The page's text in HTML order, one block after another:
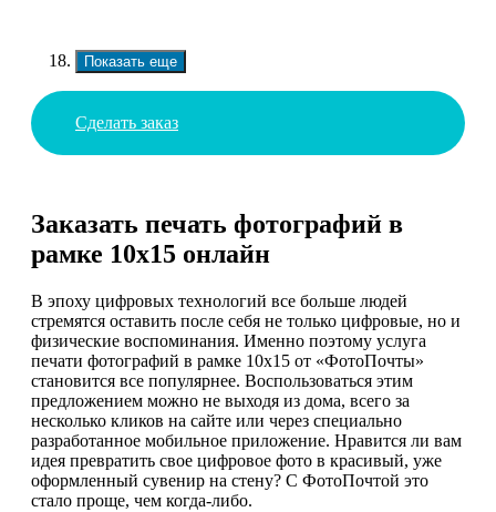
Показать еще
Сделать заказ
Заказать печать фотографий в
рамке 10х15 онлайн
В эпоху цифровых технологий все больше людей
стремятся оставить после себя не только цифровые, но и
физические воспоминания. Именно поэтому услуга
печати фотографий в рамке 10х15 от «ФотоПочты»
становится все популярнее. Воспользоваться этим
предложением можно не выходя из дома, всего за
несколько кликов на сайте или через специально
разработанное мобильное приложение. Нравится ли вам
идея превратить свое цифровое фото в красивый, уже
оформленный сувенир на стену? С ФотоПочтой это
стало проще, чем когда-либо.